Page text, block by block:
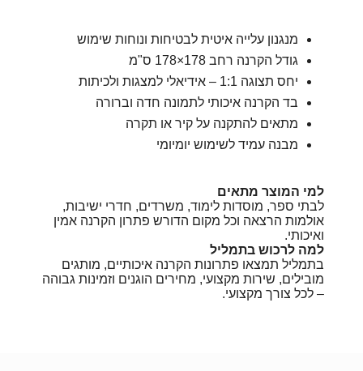
מנגנון עלייה איטית לבטיחות ונוחות שימוש
גודל הקרנה רחב 178×178 ס"מ
יחס תצוגה 1:1 – אידיאלי למצגות ולכיתות
בד הקרנה איכותי לתמונה חדה וברורה
מתאים להתקנה על קיר או תקרה
מבנה עמיד לשימוש יומיומי
למי המוצר מתאים
לבתי ספר, מוסדות לימוד, משרדים, חדרי ישיבות,
אולמות הרצאה וכל מקום הדורש פתרון הקרנה אמין
ואיכותי.
למה לרכוש בתמליל
בתמליל תמצאו פתרונות הקרנה איכותיים, מותגים
מובילים, שירות מקצועי, מחירים הוגנים וזמינות גבוהה
– לכל צורך מקצועי.